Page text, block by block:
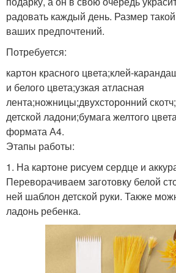
радовать каждый день. Размер
ваших предпочтений.
Потребуется:
картон красного цвета;клей-
и белого цвета;узкая атласная
лента;ножницы;двухсторонний
детской ладони;бумага желтого
формата А4.
Этапы работы:
1. На картоне рисуем сердце и
Переворачиваем заготовку белой
ней шаблон детской руки. Также
ладонь ребенка.